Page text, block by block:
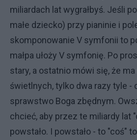
miliardach lat wygrałbyś. Jeśli
małe dziecko) przy pianinie i
skomponowanie V symfonii to
małpa ułoży V symfonię. Po
stary, a ostatnio mówi się, że
świetlnych, tylko dwa razy tyle -
sprawstwo Boga zbędnym.
chcieć, aby przez te miliardy lat
powstało. I powstało - to "coś"